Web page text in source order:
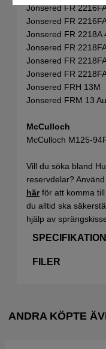
Jonsered FR
Jonsered FR
Jonsered FR 2218A
Jonsered FR
Jonsered FR
Jonsered FR
Jonsered FRH 13M
Jonsered FRM 13
McCulloch
McCulloch M125-
Vill du söka bland
reservdelar?
härför att komma
du alltid ska
hjälp av
FILER
ANDRA KÖPTE